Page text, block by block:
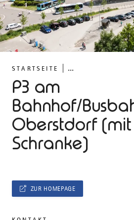
STARTSEITE ...
P3 am
Bahnhof/
Oberstdorf (mit
Schranke)
ZUR HOMEPAGE